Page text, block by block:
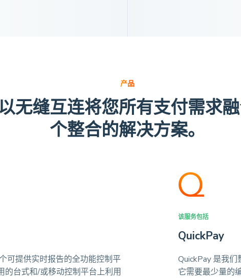
产品
无缝互连将您所有支付需求
个整合的解决方案。
可提供实时报告的全功能控制平
台式和/或移动控制平台上利用
该服务包括
QuickPay
QuickPay 是我
它需要最少量的